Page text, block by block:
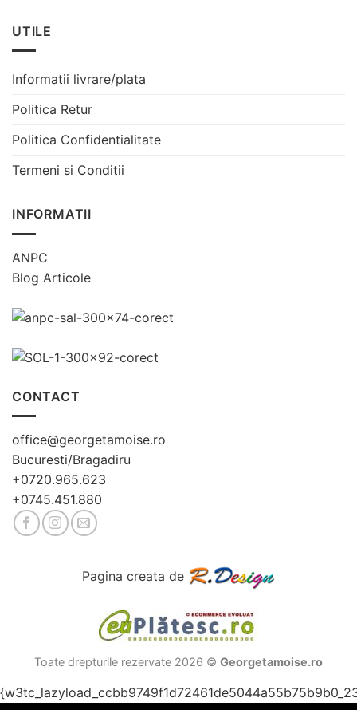
UTILE
Informatii livrare/plata
Politica Retur
Politica Confidentialitate
Termeni si Conditii
INFORMATII
ANPC
Blog Articole
CONTACT
office@georgetamoise.ro
Bucuresti/Bragadiru
+0720.965.623
+0745.451.880
Pagina creata de
Toate drepturile rezervate 2026 © Georgetamoise.ro